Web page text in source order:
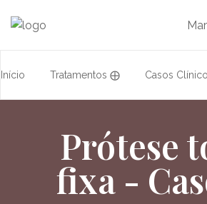
Início Tratamentos ⨁ Casos
Prótese
fixa -